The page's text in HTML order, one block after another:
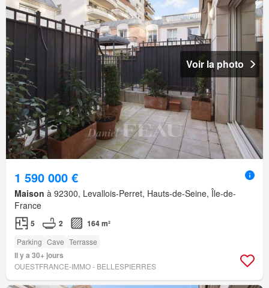
Voir la photo
1 590 000 €
Maison à 92300, Levallois-Perret, Hauts-de-Seine, Île-de-
France
5 2 164 m²
Parking Cave Terrasse
Il y a 30+ jours
OUESTFRANCE-IMMO - BELLESPIERRES